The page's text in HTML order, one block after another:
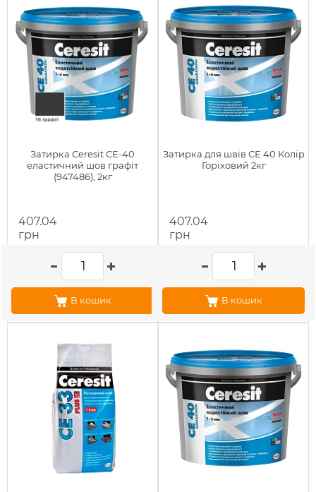
Затирка Ceresit CE-40
еластичний шов графіт
(947486), 2кг
407.04
грн
В кошик
Затирка для швів СЕ 40 Колір
Горіховий 2кг
407.04
грн
В кошик